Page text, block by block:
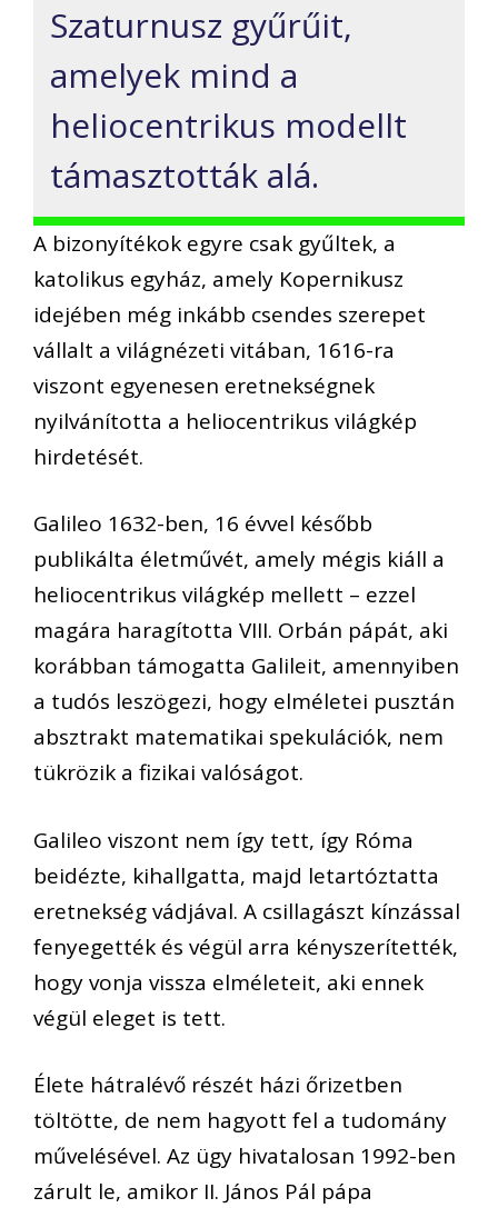
Szaturnusz gyűrűit,
amelyek mind a
heliocentrikus modellt
támasztották alá.
A bizonyítékok egyre csak gyűltek, a
katolikus egyház, amely Kopernikusz
idejében még inkább csendes szerepet
vállalt a világnézeti vitában, 1616-ra
viszont egyenesen eretnekségnek
nyilvánította a heliocentrikus világkép
hirdetését.
Galileo 1632-ben, 16 évvel később
publikálta életművét, amely mégis kiáll a
heliocentrikus világkép mellett – ezzel
magára haragította VIII. Orbán pápát, aki
korábban támogatta Galileit, amennyiben
a tudós leszögezi, hogy elméletei pusztán
absztrakt matematikai spekulációk, nem
tükrözik a fizikai valóságot.
Galileo viszont nem így tett, így Róma
beidézte, kihallgatta, majd letartóztatta
eretnekség vádjával. A csillagászt kínzással
fenyegették és végül arra kényszerítették,
hogy vonja vissza elméleteit, aki ennek
végül eleget is tett.
Élete hátralévő részét házi őrizetben
töltötte, de nem hagyott fel a tudomány
művelésével. Az ügy hivatalosan 1992-ben
zárult le, amikor II. János Pál pápa